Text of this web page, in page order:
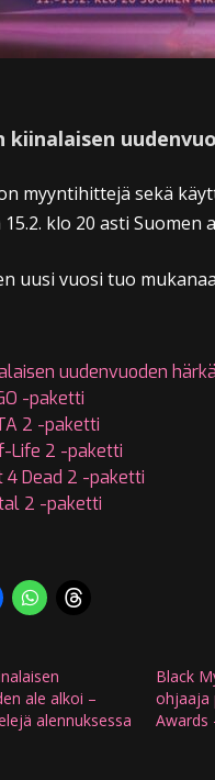
kiinalaisen
myyntihittejä sekä
klo 20 asti Suomen
uusi vuosi tuo
uudenvuoden
-paketti
2 -paketti
Life 2 -paketti
4 Dead 2 -paketti
2 -paketti
ale alkoi –
alennuksessa
Black
ohjaaja
Awards